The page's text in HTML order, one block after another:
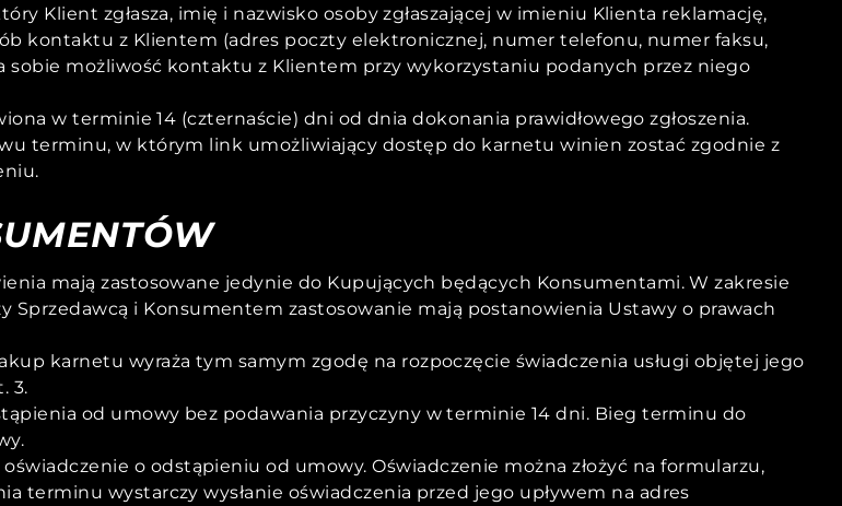
Klient zgłasza, imię i nazwisko osoby zgłaszającej w imieniu Klienta reklamację,
kontaktu z Klientem (adres poczty elektronicznej, numer telefonu, numer faksu,
sobie możliwość kontaktu z Klientem przy wykorzystaniu podanych przez niego
w terminie 14 (czternaście) dni od dnia dokonania prawidłowego zgłoszenia.
terminu, w którym link umożliwiający dostęp do karnetu winien zostać zgodnie z
mają zastosowane jedynie do Kupujących będących Konsumentami. W zakresie
i Konsumentem zastosowanie mają postanowienia Ustawy o prawach
karnetu wyraża tym samym zgodę na rozpoczęcie świadczenia usługi objętej jego
3.
od umowy bez podawania przyczyny w terminie 14 dni. Bieg terminu do
o odstąpieniu od umowy. Oświadczenie można złożyć na formularzu,
terminu wystarczy wysłanie oświadczenia przed jego upływem na adres